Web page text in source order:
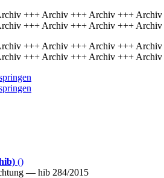
+++ Archiv +++ Archiv +++
+++ Archiv +++ Archiv +++
+++ Archiv +++ Archiv +++
+++ Archiv +++ Archiv +++
()
— hib 284/2015